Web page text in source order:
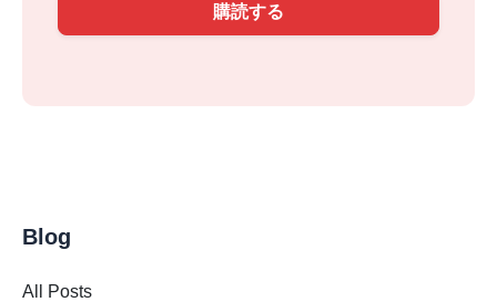
購読する
Blog
All Posts